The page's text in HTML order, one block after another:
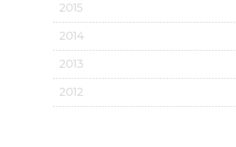
2015
2014
2013
2012